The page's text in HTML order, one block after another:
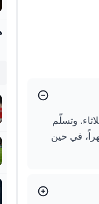
الألماني، الثلاثاء. وتسلّم
على بايرن ميونيخ وآينتراخت فرنكفورت وموناكو الفرنسي، قيادة دورتموند في عقد لـ18 شهراً، في حين